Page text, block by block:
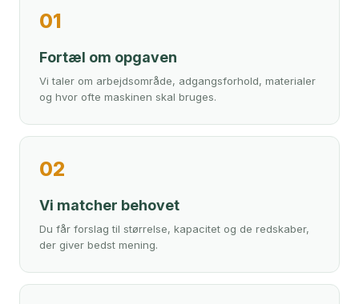
01
Fortæl om opgaven
Vi taler om arbejdsområde, adgangsforhold, materialer
og hvor ofte maskinen skal bruges.
02
Vi matcher behovet
Du får forslag til størrelse, kapacitet og de redskaber,
der giver bedst mening.